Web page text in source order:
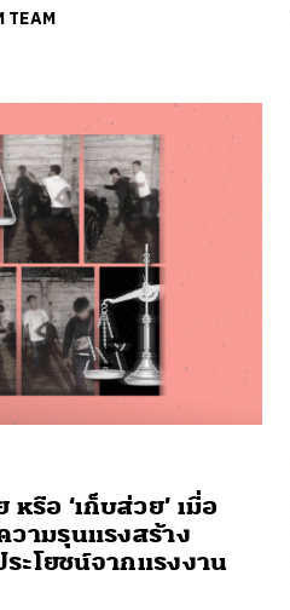
TEAM
รือ ‘เก็บส่วย’ เมื่อ
ามรุนแรงสร้าง
ระโยชน์จากแรงงาน
LINE EMAIL